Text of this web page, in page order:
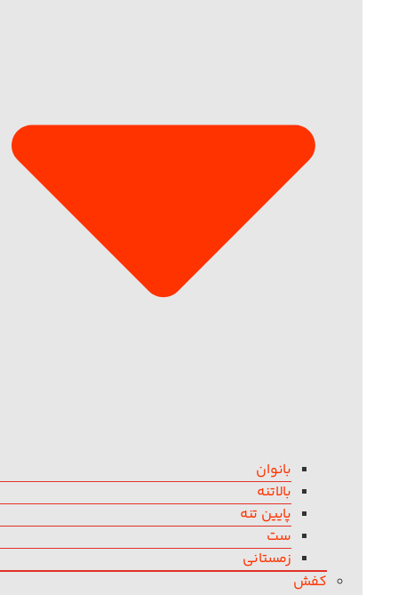
بانوان
بالاتنه
پایین تنه
ست
زمستانی
کفش